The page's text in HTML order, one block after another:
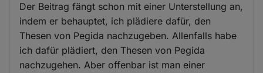
Der Beitrag fängt schon mit einer Unterstellung an,
indem er behauptet, ich plädiere dafür, den
Thesen von Pegida nachzugeben. Allenfalls habe
ich dafür plädiert, den Thesen von Pegida
nachzugehen. Aber offenbar ist man einer